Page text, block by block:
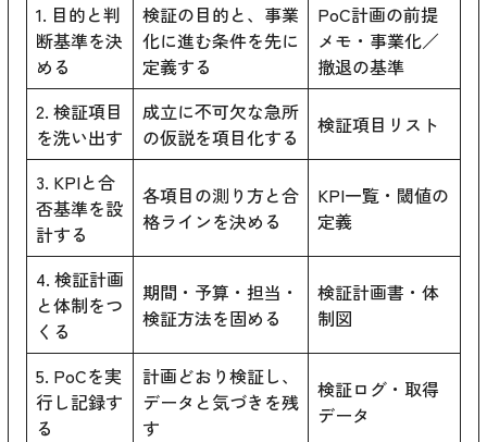
1. 目的と判
断基準を決
める
検証の目的と、事業
化に進む条件を先に
定義する
PoC計画の前提
メモ・事業化／
撤退の基準
2. 検証項目
を洗い出す
成立に不可欠な急所
の仮説を項目化する
検証項目リスト
3. KPIと合
否基準を設
計する
各項目の測り方と合
格ラインを決める
KPI一覧・閾値の
定義
4. 検証計画
と体制をつ
くる
期間・予算・担当・
検証方法を固める
検証計画書・体
制図
5. PoCを実
行し記録す
る
計画どおり検証し、
データと気づきを残
す
検証ログ・取得
データ